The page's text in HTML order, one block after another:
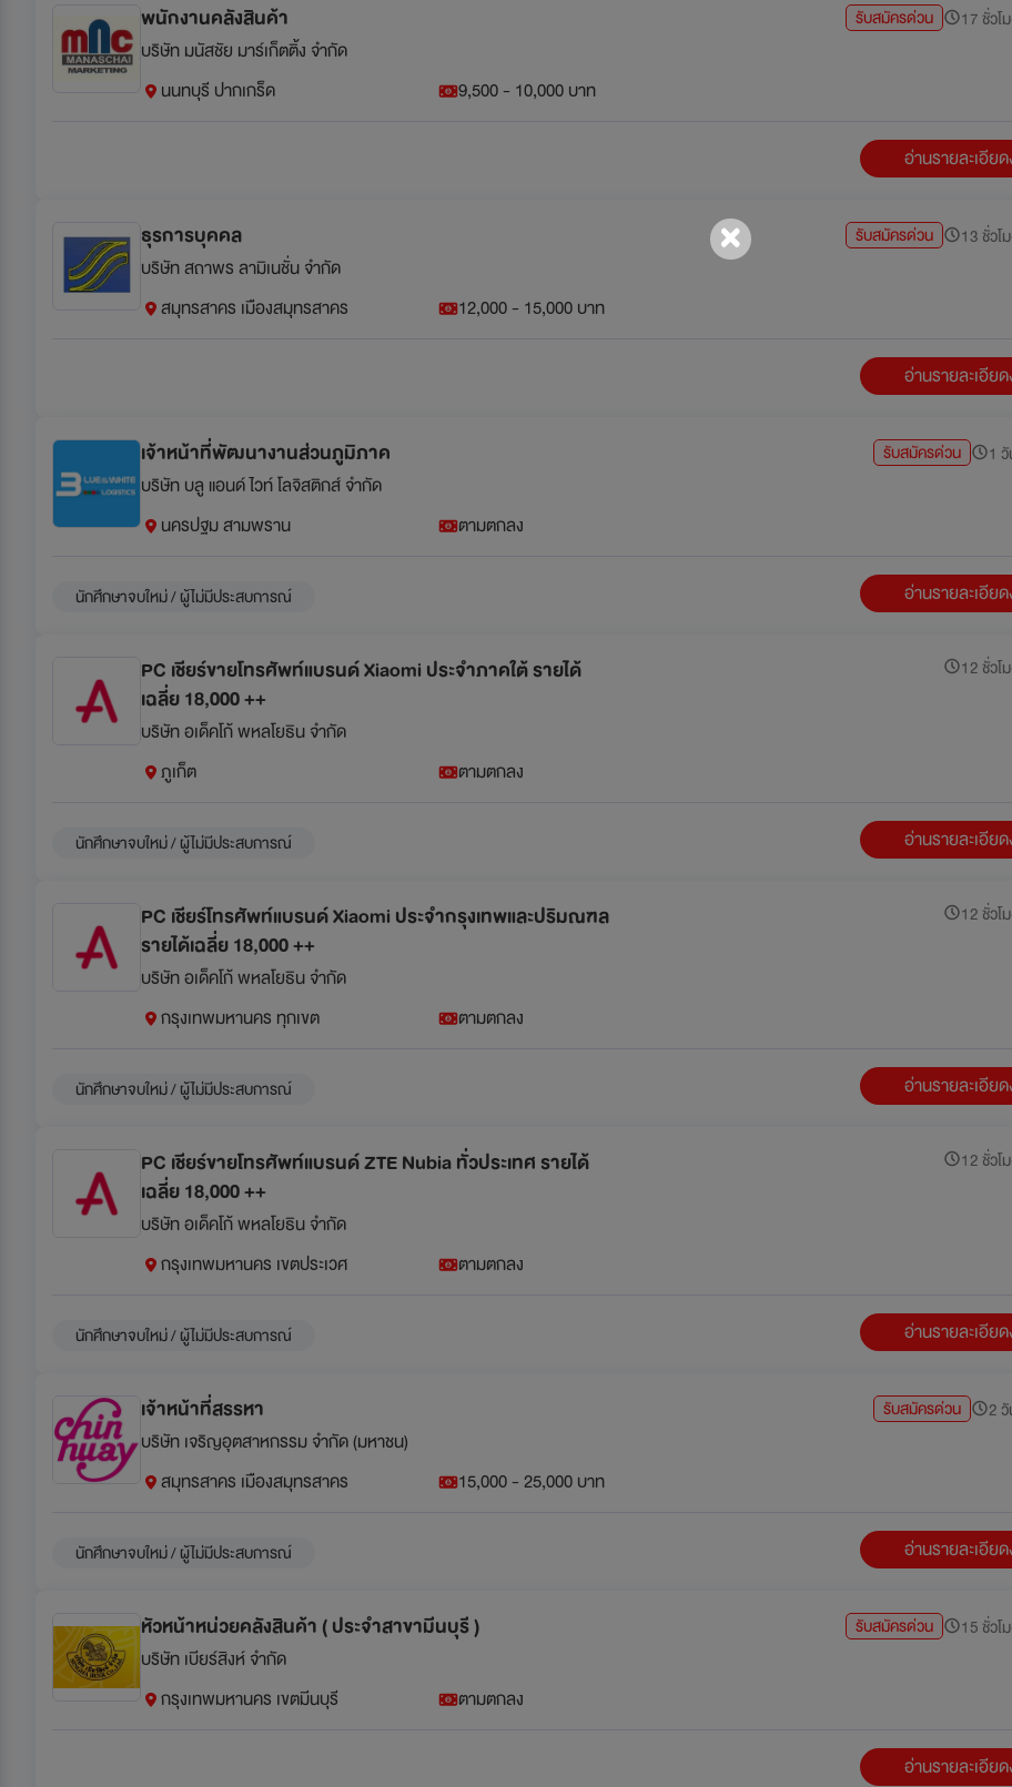
พนักงานคลังสินค้า
บริษัท มนัสชัย มาร์เก็ตติ้ง จำกัด
รับสมัครด่วน 17 ชั่วโ
นนทบุรี ปากเกร็ด 9,500 - 10,000 บาท
อ่านรายละเอีย
ธุรการบุคคล
บริษัท สถาพร ลามิเนชั่น จำกัด
รับสมัครด่วน 13 ชั่วโ
สมุทรสาคร เมืองสมุทรสาคร 12,000 - 15,000 บาท
อ่านรายละเอีย
เจ้าหน้าที่พัฒนางานส่วนภูมิภาค
บริษัท บลู แอนด์ ไวท์ โลจิสติกส์ จำกัด
รับสมัครด่วน 1
นครปฐม สามพราน ตามตกลง
นักศึกษาจบใหม่ / ผู้ไม่มีประสบการณ์ อ่านรายละเอีย
PC เชียร์ขายโทรศัพท์แบรนด์ Xiaomi ประจำภาคใต้ รายได้
เฉลี่ย 18,000 ++
บริษัท อเด็คโก้ พหลโยธิน จำกัด
12 ชั่วโ
ภูเก็ต ตามตกลง
นักศึกษาจบใหม่ / ผู้ไม่มีประสบการณ์ อ่านรายละเอีย
PC เชียร์โทรศัพท์แบรนด์ Xiaomi ประจำกรุงเทพและปริมณฑล
รายได้เฉลี่ย 18,000 ++
บริษัท อเด็คโก้ พหลโยธิน จำกัด
12 ชั่วโ
กรุงเทพมหานคร ทุกเขต ตามตกลง
นักศึกษาจบใหม่ / ผู้ไม่มีประสบการณ์ อ่านรายละเอีย
PC เชียร์ขายโทรศัพท์แบรนด์ ZTE Nubia ทั่วประเทศ รายได้
เฉลี่ย 18,000 ++
บริษัท อเด็คโก้ พหลโยธิน จำกัด
12 ชั่วโ
กรุงเทพมหานคร เขตประเวศ ตามตกลง
นักศึกษาจบใหม่ / ผู้ไม่มีประสบการณ์ อ่านรายละเอีย
เจ้าหน้าที่สรรหา
บริษัท เจริญอุตสาหกรรม จำกัด (มหาชน)
รับสมัครด่วน 2
สมุทรสาคร เมืองสมุทรสาคร 15,000 - 25,000 บาท
นักศึกษาจบใหม่ / ผู้ไม่มีประสบการณ์ อ่านรายละเอีย
หัวหน้าหน่วยคลังสินค้า ( ประจำสาขามีนบุรี )
บริษัท เบียร์สิงห์ จำกัด
รับสมัครด่วน 15 ชั่วโ
กรุงเทพมหานคร เขตมีนบุรี ตามตกลง
อ่านรายละเอีย